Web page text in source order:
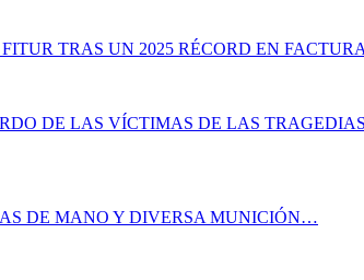
TRAS UN 2025 RÉCORD EN
DE LAS VÍCTIMAS DE LAS
DE MANO Y DIVERSA MUNICIÓN…